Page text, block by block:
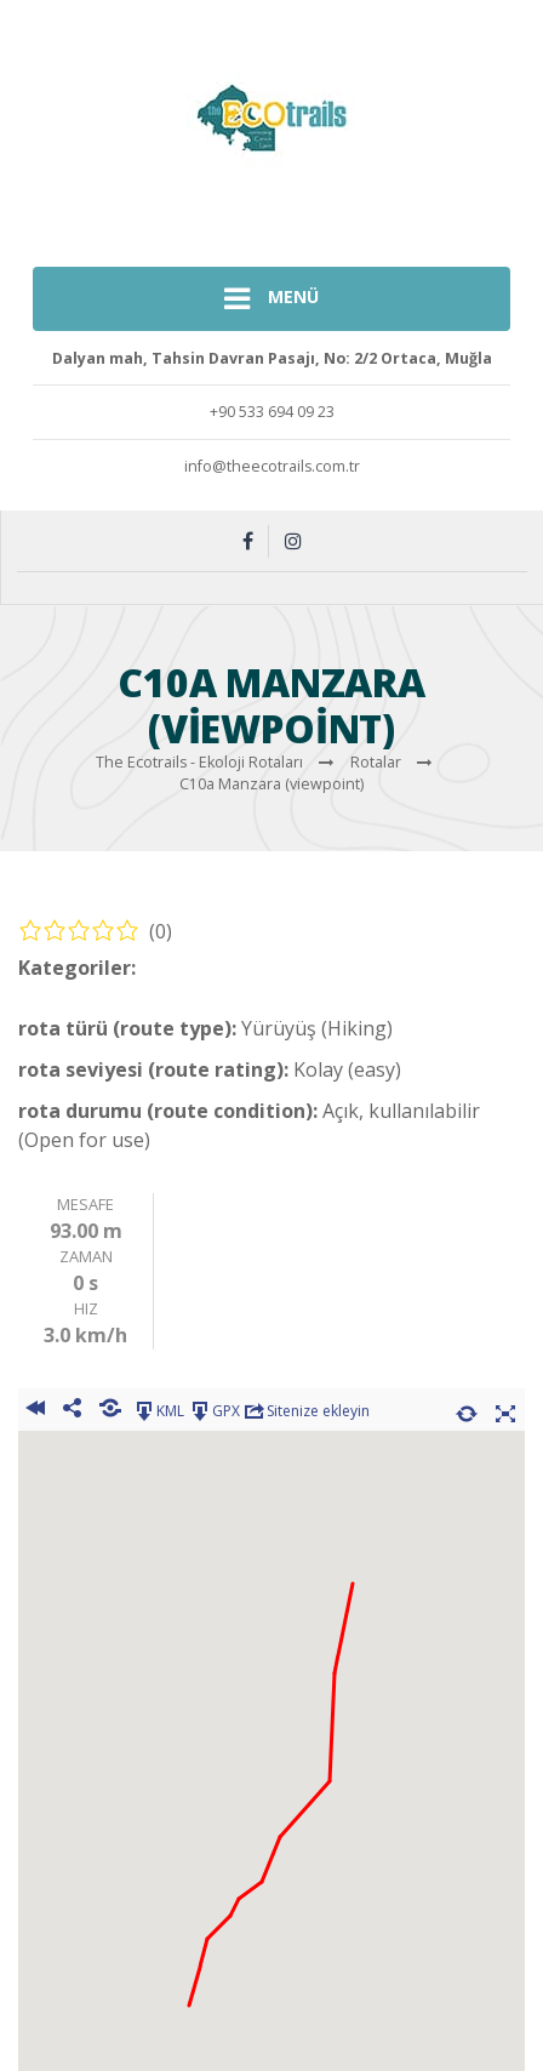
MENÜ
Dalyan mah, Tahsin Davran Pasajı, No: 2/2 Ortaca, Muğla
+90 533 694 09 23
info@theecotrails.com.tr
C10A MANZARA
(VIEWPOINT)
The Ecotrails - Ekoloji Rotaları
Rotalar
C10a Manzara (viewpoint)
(0)
Kategoriler:
Yürüyüş – Sahil Rotası (Hiking – Coastal Route)
rota türü (route type):Yürüyüş (Hiking)
rota seviyesi (route rating): Kolay (easy)
rota durumu (route condition):Açık, kullanılabilir
(Open for use)
MESAFE
93.00 m
ZAMAN
0 s
HIZ
3.0 km/h
KML GPX Sitenize ekleyin